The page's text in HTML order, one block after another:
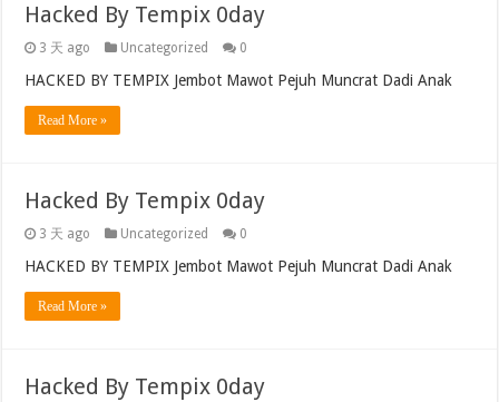
Hacked By Tempix 0day
3 天 ago Uncategorized 0
HACKED BY TEMPIX Jembot Mawot Pejuh Muncrat Dadi Anak
Read More »
Hacked By Tempix 0day
3 天 ago Uncategorized 0
HACKED BY TEMPIX Jembot Mawot Pejuh Muncrat Dadi Anak
Read More »
Hacked By Tempix 0day